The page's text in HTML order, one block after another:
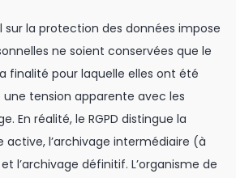
sur la protection des données impose
ne soient conservées que le
finalité pour laquelle elles ont été
tension apparente avec les
En réalité, le RGPD distingue la
active, l’archivage intermédiaire (à
l’archivage définitif. L’organisme de